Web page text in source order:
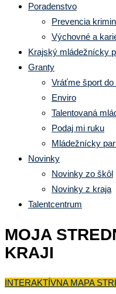
Poradenstvo
Prevencia
Výchovné a
Krajský mládežnícky
Granty
Vráťme šport do
Enviro
Talentovaná
Podaj mi ruku
Mládežnícky
Novinky
Novinky zo škôl
Novinky z kraja
Talentcentrum
MOJA
KRAJI
INTERAKTÍVNA MAPA